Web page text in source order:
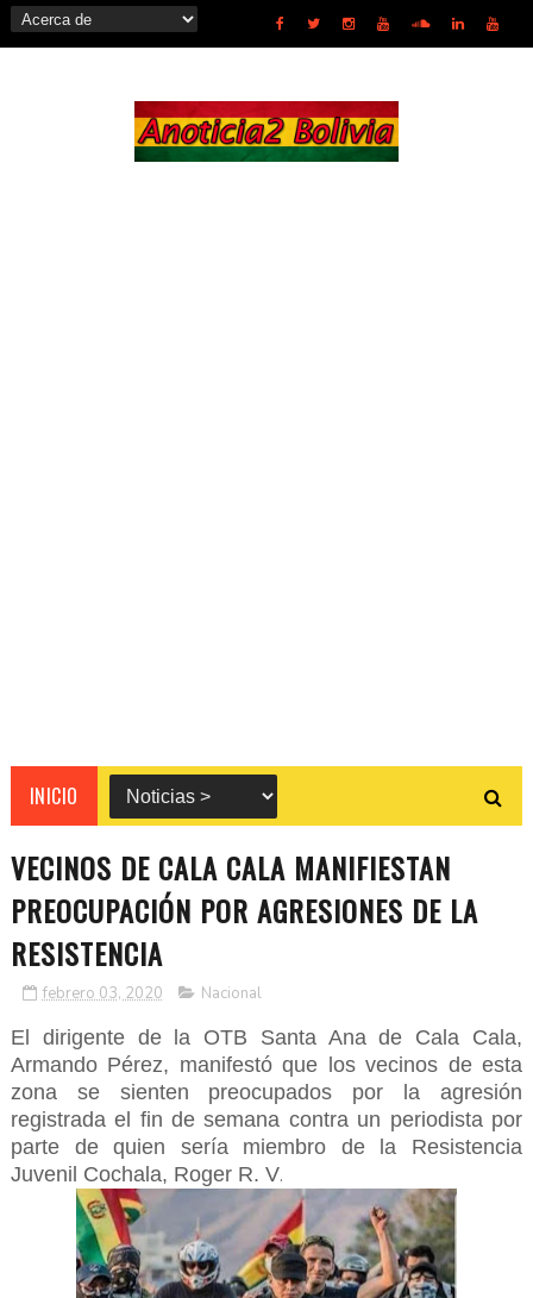
INICIO
VECINOS DE CALA CALA MANIFIESTAN
PREOCUPACIÓN POR AGRESIONES DE LA
RESISTENCIA
febrero 03, 2020 Nacional
El dirigente de la OTB Santa Ana de Cala Cala,
Armando Pérez, manifestó que los vecinos de esta
zona se sienten preocupados por la agresión
registrada el fin de semana contra un periodista por
parte de quien sería miembro de la Resistencia
Juvenil Cochala, Roger R. V.